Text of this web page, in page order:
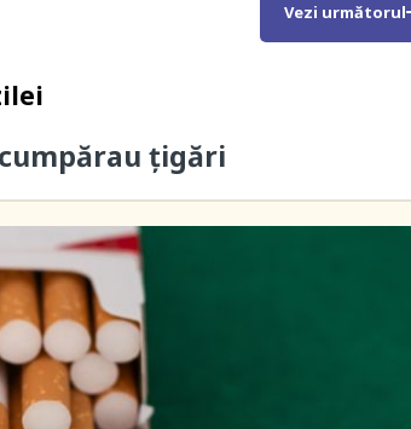
Vezi următorul
ţigări